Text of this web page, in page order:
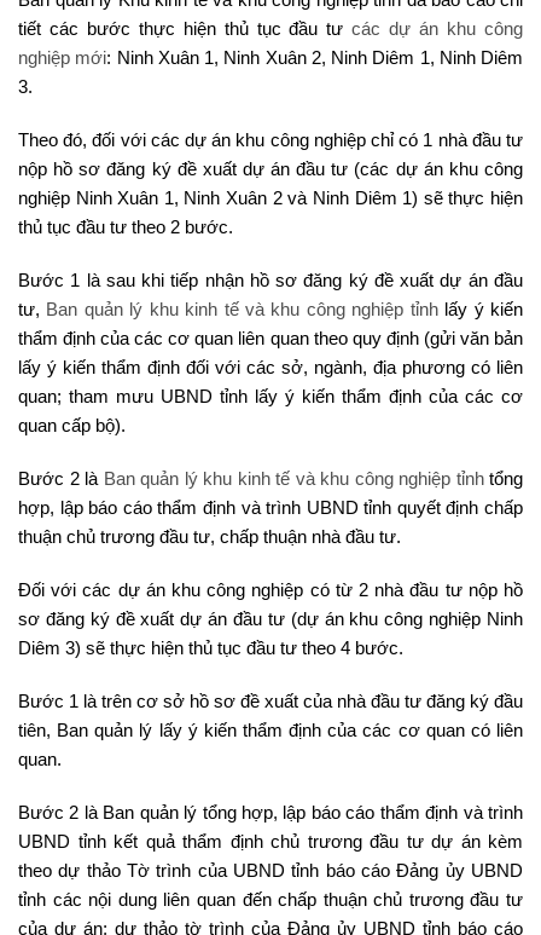
tiết các bước thực hiện thủ tục đầu tưcác dự án khu công
nghiệp mới: Ninh Xuân 1, Ninh Xuân 2, Ninh Diêm 1, Ninh Diêm
3.
Theo đó, đối với các dự án khu công nghiệp chỉ có 1 nhà đầu tư
nộp hồ sơ đăng ký đề xuất dự án đầu tư (các dự án khu công
nghiệp Ninh Xuân 1, Ninh Xuân 2 và Ninh Diêm 1) sẽ thực hiện
thủ tục đầu tư theo 2 bước.
Bước 1 là sau khi tiếp nhận hồ sơ đăng ký đề xuất dự án đầu
tư, Ban quản lý khu kinh tế và khu công nghiệp tỉnhlấy ý kiến
thẩm định của các cơ quan liên quan theo quy định (gửi văn bản
lấy ý kiến thẩm định đối với các sở, ngành, địa phương có liên
quan; tham mưu UBND tỉnh lấy ý kiến thẩm định của các cơ
quan cấp bộ).
Bước 2 là Ban quản lý khu kinh tế và khu công nghiệp tỉnhtổng
hợp, lập báo cáo thẩm định và trình UBND tỉnh quyết định chấp
thuận chủ trương đầu tư, chấp thuận nhà đầu tư.
Đối với các dự án khu công nghiệp có từ 2 nhà đầu tư nộp hồ
sơ đăng ký đề xuất dự án đầu tư (dự án khu công nghiệp Ninh
Diêm 3) sẽ thực hiện thủ tục đầu tư theo 4 bước.
Bước 1 là trên cơ sở hồ sơ đề xuất của nhà đầu tư đăng ký đầu
tiên, Ban quản lý lấy ý kiến thẩm định của các cơ quan có liên
quan.
Bước 2 là Ban quản lý tổng hợp, lập báo cáo thẩm định và trình
UBND tỉnh kết quả thẩm định chủ trương đầu tư dự án kèm
theo dự thảo Tờ trình của UBND tỉnh báo cáo Đảng ủy UBND
tỉnh các nội dung liên quan đến chấp thuận chủ trương đầu tư
của dự án; dự thảo tờ trình của Đảng ủy UBND tỉnh báo cáo